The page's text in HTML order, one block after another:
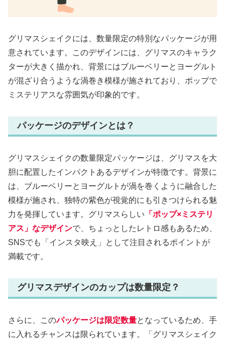
グリマスシェイクには、数量限定の特別なパッケージが用
意されています。このデザインには、グリマスのキャラク
ターが大きく描かれ、背景にはブルーベリーとヨーグルト
が混ざり合うような渦巻き模様が施されており、ポップで
ミステリアスな雰囲気が印象的です。
パッケージのデザインとは？
グリマスシェイクの数量限定パッケージは、グリマスを大
胆に配置したインパクトあるデザインが特徴です。背景に
は、ブルーベリーとヨーグルトが渦を巻くように融合した
模様が施され、独特の紫色が視覚的にも引きつけられる魅
力を発揮しています。グリマスらしい 「ポップ×ミステリ
アス」なデザインで、ちょっとしたレトロ感もあるため、
SNSでも「インスタ映え」として注目されるポイントが
満載です。
グリマスデザインのカップは数量限定？
さらに、このパッケージは限定数量となっているため、手
に入れるチャンスは限られています。「グリマスシェイク